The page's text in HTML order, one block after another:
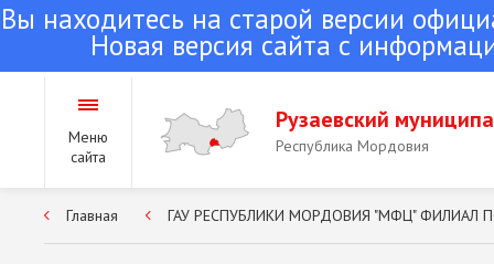
Вы находитесь на старой версии
Новая версия сайта с
Меню
сайта
Рузаевский
Республика Мордовия
Городское поселение
Главная ГАУ РЕСПУБЛИКИ МОРДОВИЯ "МФЦ" ФИЛИАЛ